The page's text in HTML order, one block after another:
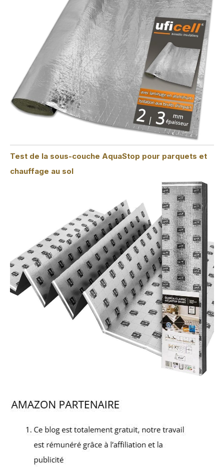
Test de la sous-couche AquaStop pour parquets et
chauffage au sol